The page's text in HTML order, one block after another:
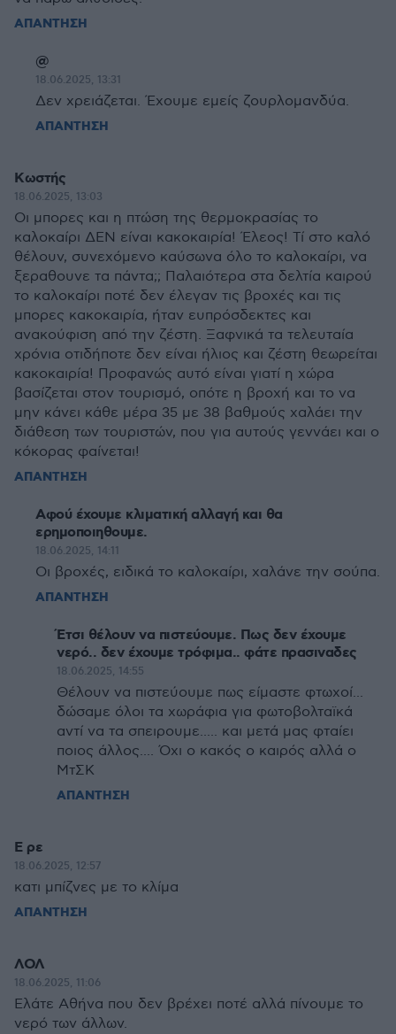
ΑΠΑΝΤΗΣΗ
@
18.06.2025, 13:31
Δεν χρειάζεται. Έχουμε εμείς ζουρλομανδύα.
ΑΠΑΝΤΗΣΗ
Κωστής
18.06.2025, 13:03
Οι μπορες και η πτώση της θερμοκρασίας το
καλοκαίρι ΔΕΝ είναι κακοκαιρία! Έλεος! Τί στο καλό
θέλουν, συνεχόμενο καύσωνα όλο το καλοκαίρι, να
ξεραθουνε τα πάντα;; Παλαιότερα στα δελτία καιρού
το καλοκαίρι ποτέ δεν έλεγαν τις βροχές και τις
μπορες κακοκαιρία, ήταν ευπρόσδεκτες και
ανακούφιση από την ζέστη. Ξαφνικά τα τελευταία
χρόνια οτιδήποτε δεν είναι ήλιος και ζέστη θεωρείται
κακοκαιρία! Προφανώς αυτό είναι γιατί η χώρα
βασίζεται στον τουρισμό, οπότε η βροχή και το να
μην κάνει κάθε μέρα 35 με 38 βαθμούς χαλάει την
διάθεση των τουριστών, που για αυτούς γεννάει και ο
κόκορας φαίνεται!
ΑΠΑΝΤΗΣΗ
Αφού έχουμε κλιματική αλλαγή και θα
ερημοποιηθουμε.
18.06.2025, 14:11
Οι βροχές, ειδικά το καλοκαίρι, χαλάνε την σούπα.
ΑΠΑΝΤΗΣΗ
Έτσι θέλουν να πιστεύουμε. Πως δεν έχουμε
νερό.. δεν έχουμε τρόφιμα.. φάτε πρασιναδες
18.06.2025, 14:55
Θέλουν να πιστεύουμε πως είμαστε φτωχοί...
δώσαμε όλοι τα χωράφια για φωτοβολταϊκά
αντί να τα σπειρουμε..... και μετά μας φταίει
ποιος άλλος.... Όχι ο κακός ο καιρός αλλά ο
ΜτΣΚ
ΑΠΑΝΤΗΣΗ
Ε ρε
18.06.2025, 12:57
κατι μπίζνες με το κλίμα
ΑΠΑΝΤΗΣΗ
ΛΟΛ
18.06.2025, 11:06
Ελάτε Αθήνα που δεν βρέχει ποτέ αλλά πίνουμε το
νερό των άλλων.